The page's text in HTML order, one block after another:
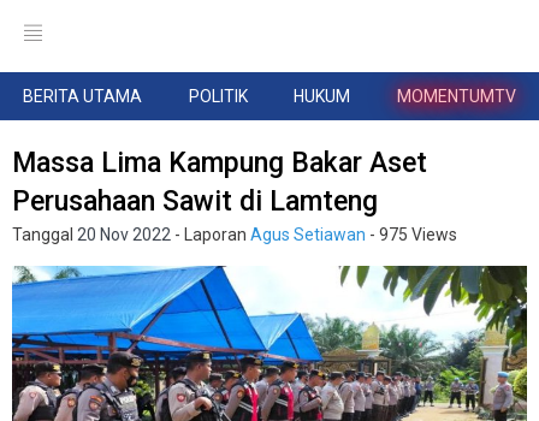
BERITA UTAMA POLITIK HUKUM MOMENTUMTV
Massa Lima Kampung Bakar Aset
Perusahaan Sawit di Lamteng
Tanggal 20 Nov 2022 - Laporan Agus Setiawan - 975 Views